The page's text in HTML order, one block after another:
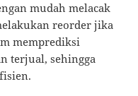
mudah melacak
reorder jika
memprediksi
terjual, sehingga